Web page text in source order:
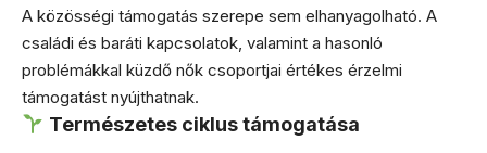
A közösségi támogatás szerepe sem elhanyagolható. A
családi és baráti kapcsolatok, valamint a hasonló
problémákkal küzdő nők csoportjai értékes érzelmi
támogatást nyújthatnak.
Természetes ciklus támogatása